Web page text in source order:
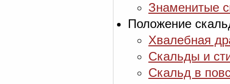
Знаменитые
Положение
Хвалебная
Скальды и
Скальд в